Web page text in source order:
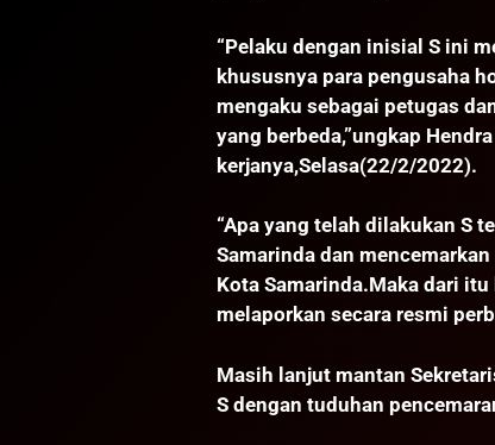
“Pelaku dengan inisial S ini
khususnya para pengusaha
mengaku sebagai petugas
yang berbeda,”ungkap
kerjanya,Selasa(22/2/2022).
“Apa yang telah dilakukan S
Samarinda dan
Kota Samarinda.Maka dari
melaporkan secara resmi
Masih lanjut mantan
S dengan tuduhan